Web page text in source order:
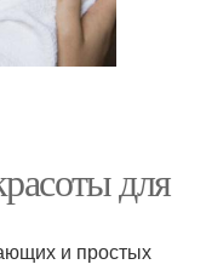
для
и простых